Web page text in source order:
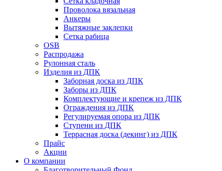
Проволока вязальная
Анкеры
Вытяжные заклепки
Сетка рабица
OSB
Распродажа
Рулонная сталь
Изделия из ДПК
Заборная доска из ДПК
Заборы из ДПК
Комплектующие и крепеж из ДПК
Ограждения из ДПК
Регулируемая опора из ДПК
Ступени из ДПК
Террасная доска (декинг) из ДПК
Прайс
Акции
О компании